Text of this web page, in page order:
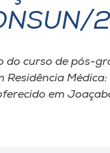
do curso de pós-
Residência
em